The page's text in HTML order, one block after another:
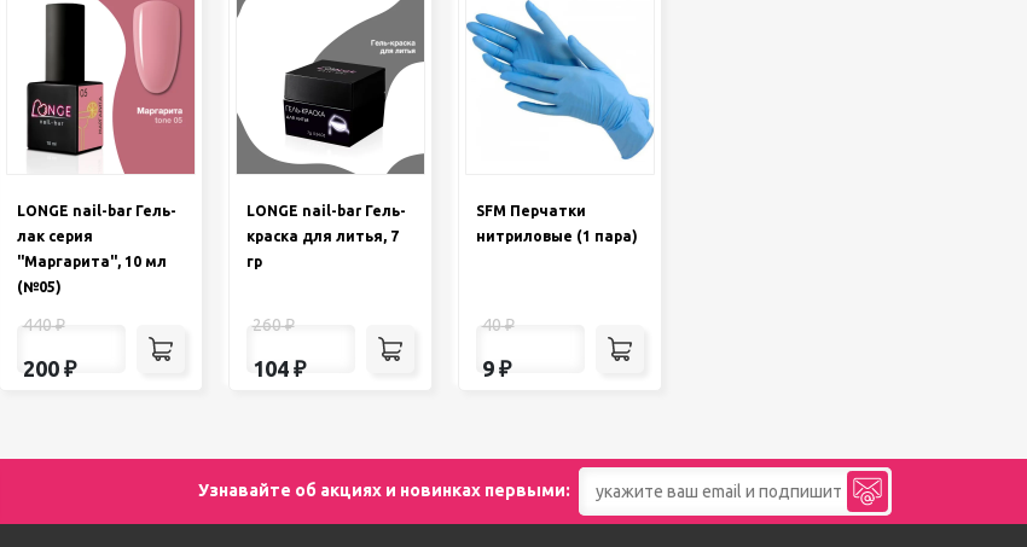
LONGE nail-bar Гель-
лак серия
"Маргарита", 10 мл
(№05)
440₽
200 ₽
LONGE nail-bar Гель-
краска для литья, 7
гр
260₽
104 ₽
SFM Перчатки
нитриловые (1 пара)
40₽
9 ₽
Узнавайте об акциях и новинках первыми: